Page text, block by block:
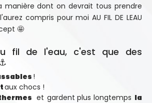
dont on devrait tous prendre
compris pour moi AU FIL DE LEAU
🤩
fil de l'eau, c'est que des
!
aux chocs !
et gardent plus longtemps la